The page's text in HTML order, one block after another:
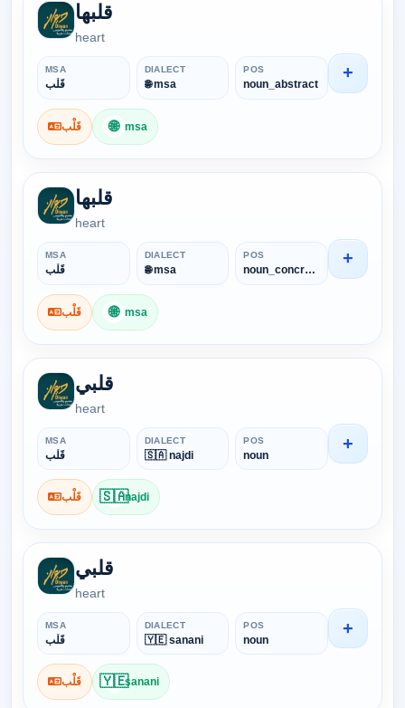
قلبها
heart
MSA
قَلْب
DIALECT
🌐 msa
POS
noun_abstract
قَلْب 🌐 msa
+
قلبها
heart
MSA
قَلْب
DIALECT
🌐 msa
POS
noun_concrete
قَلْب 🌐 msa
+
قلبي
heart
MSA
قَلْب
DIALECT
🇸🇦 najdi
POS
noun
قَلْب 🇸🇦najdi
+
قلبي
heart
MSA
قَلْب
DIALECT
🇾🇪 sanani
POS
noun
قَلْب 🇾🇪sanani
+